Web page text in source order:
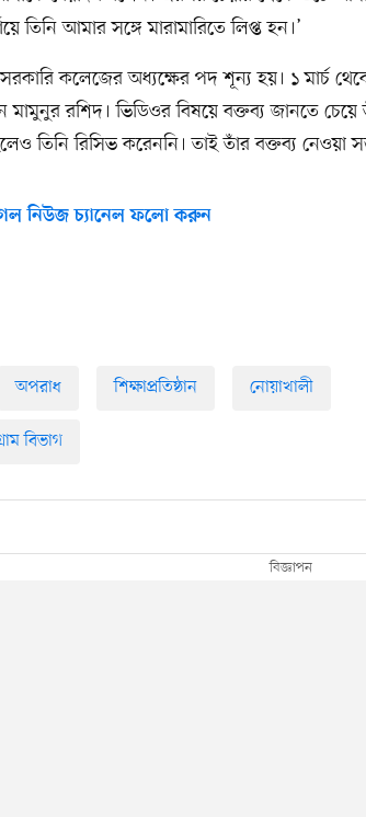
তিনি আমার সঙ্গে মারামারিতে লিপ্ত হন।’
কলেজের অধ্যক্ষের পদ শূন্য হয়। ১ মার্চ থেকে
মামুনুর রশিদ। ভিডিওর বিষয়ে বক্তব্য জানতে চেয়ে
তিনি রিসিভ করেননি। তাই তাঁর বক্তব্য নেওয়া
নিউজ চ্যানেল ফলো করুন
অপরাধ শিক্ষাপ্রতিষ্ঠান নোয়াখালী
বিভাগ